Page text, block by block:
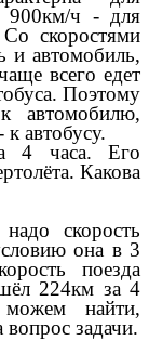
900км/ч - для
скоростями
и автомобиль,
всего едет
Поэтому
автомобилю,
автобусу.
4 часа. Его
Какова
скорость
она в 3
поезда
224км за 4
найти,
вопрос задачи.